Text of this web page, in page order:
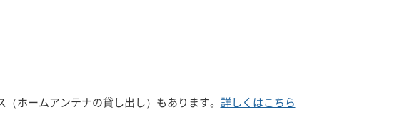
ホームアンテナの貸し出し）もあります。 詳しくはこちら